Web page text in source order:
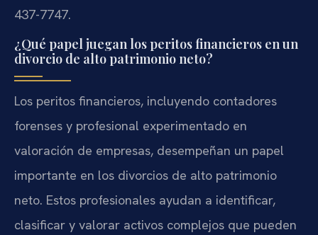
437-7747.
¿Qué papel juegan los peritos financieros en un
divorcio de alto patrimonio neto?
Los peritos financieros, incluyendo contadores
forenses y profesional experimentado en
valoración de empresas, desempeñan un papel
importante en los divorcios de alto patrimonio
neto. Estos profesionales ayudan a identificar,
clasificar y valorar activos complejos que pueden